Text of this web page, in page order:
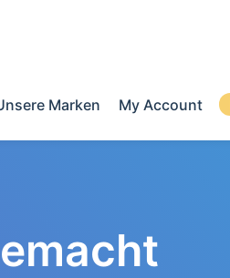
Marken My Account